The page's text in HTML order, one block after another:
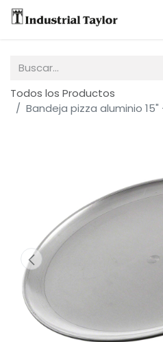
Todos los Productos
Bandeja pizza aluminio